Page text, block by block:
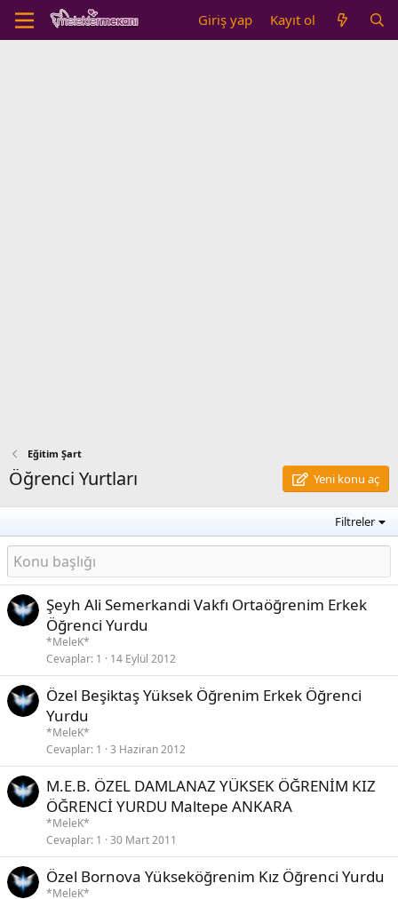
Giriş yap Kayıt ol
Eğitim Şart
Öğrenci Yurtları Yeni konu aç
Filtreler
Şeyh Ali Semerkandi Vakfı Ortaöğrenim Erkek
Öğrenci Yurdu
*MeleK*
Cevaplar 1 14 Eylül 2012
Özel Beşiktaş Yüksek Öğrenim Erkek Öğrenci
Yurdu
*MeleK*
Cevaplar 1 3 Haziran 2012
M.E.B. ÖZEL DAMLANAZ YÜKSEK ÖĞRENİM KIZ
ÖĞRENCİ YURDU Maltepe ANKARA
*MeleK*
Cevaplar 1 30 Mart 2011
Özel Bornova Yükseköğrenim Kız Öğrenci Yurdu
*MeleK*